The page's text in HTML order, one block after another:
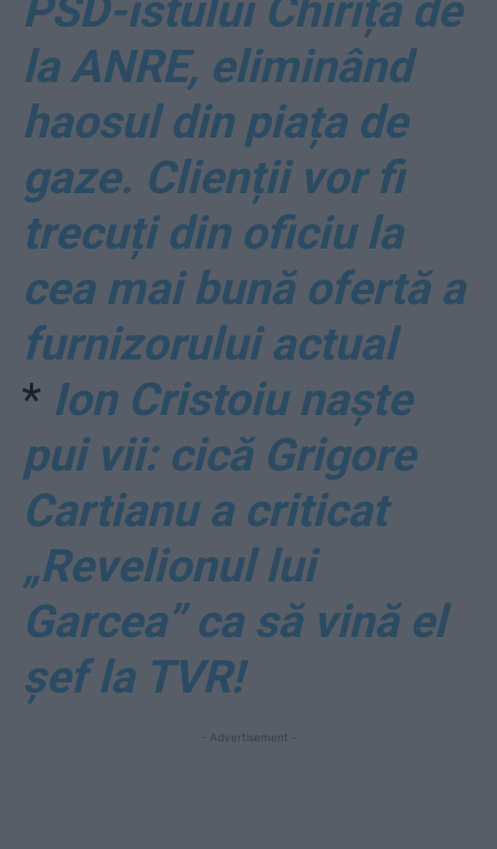
PSD-istului Chiriță de
la ANRE, eliminând
haosul din piața de
gaze. Clienții vor fi
trecuți din oficiu la
cea mai bună ofertă a
furnizorului actual
* Ion Cristoiu naște
pui vii: cică Grigore
Cartianu a criticat
„Revelionul lui
Garcea” ca să vină el
șef la TVR!
- Advertisement -